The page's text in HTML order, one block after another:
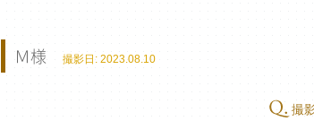
Ｍ様 撮影日: 2023.08.10
撮